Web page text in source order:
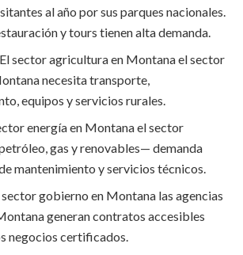
al año por sus parques nacionales.
y tours tienen alta demanda.
El sector agricultura en Montana el sector
necesita transporte,
equipos y servicios rurales.
energía en Montana el sector
gas y renovables— demanda
mantenimiento y servicios técnicos.
sector gobierno en Montana las agencias
generan contratos accesibles
negocios certificados.